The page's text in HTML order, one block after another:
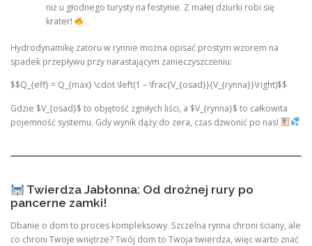
niż u głodnego turysty na festynie. Z małej dziurki robi się
krater!
Hydrodynamikę zatoru w rynnie można opisać prostym wzorem na
spadek przepływu przy narastającym zanieczyszczeniu:
$$Q_{eff} = Q_{max} \cdot \left(1 – \frac{V_{osad}}{V_{rynna}}\right)$$
Gdzie $V_{osad}$ to objętość zgniłych liści, a $V_{rynna}$ to całkowita
pojemność systemu. Gdy wynik dąży do zera, czas dzwonić po nas!
Twierdza Jabłonna: Od drożnej rury po
pancerne zamki!
Dbanie o dom to proces kompleksowy. Szczelna rynna chroni ściany, ale
co chroni Twoje wnętrze? Twój dom to Twoja twierdza, więc warto znać